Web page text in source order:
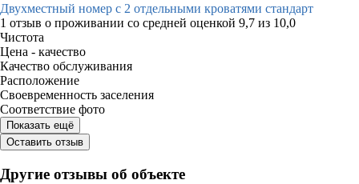
Двухместный номер с 2 отдельными кроватями стандарт
1 отзыв о проживании со средней оценкой 9,7 из 10,0
Чистота
Цена - качество
Качество обслуживания
Расположение
Своевременность заселения
Соответствие фото
Показать ещё
Оставить отзыв
Другие отзывы об объекте